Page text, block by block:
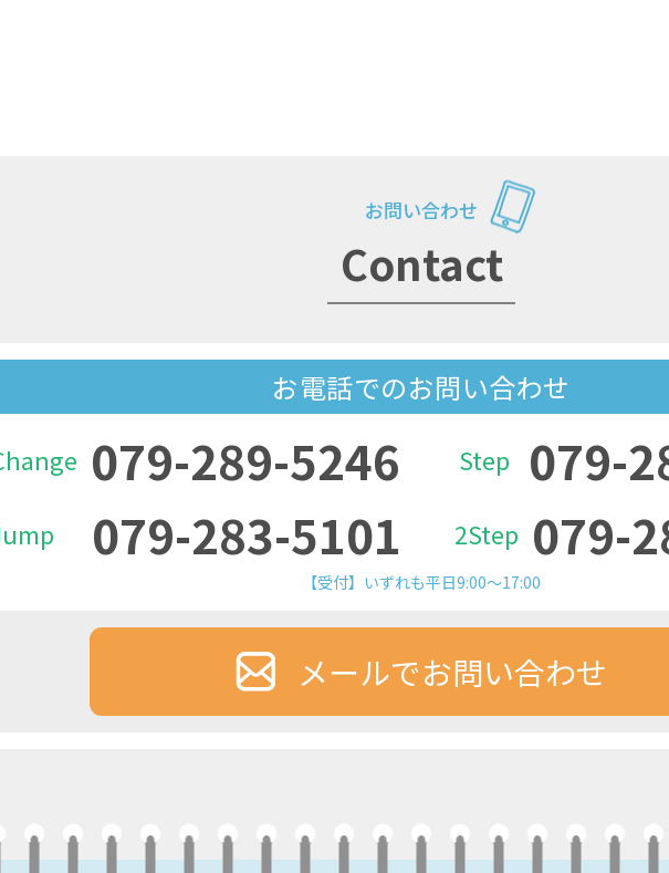
お問い合わせ
Contact
お電話でのお問い合わせ
079-289-5246 Step 079-
079-283-5101 2Step 079-
【受付】いずれも平日9:00～17:00
メールでお問い合わせ